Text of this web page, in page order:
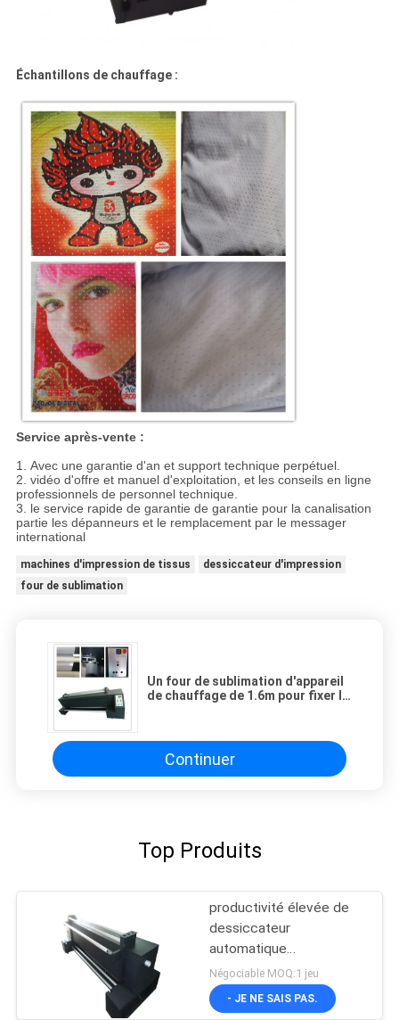
Échantillons de chauffage :
Service après-vente :
1. Avec une garantie d'an et support technique perpétuel.
2. vidéo d'offre et manuel d'exploitation, et les conseils en ligne
professionnels de personnel technique.
3. le service rapide de garantie de garantie pour la canalisation
partie les dépanneurs et le remplacement par le messager
international
machines d'impression de tissus
dessiccateur d'impression
four de sublimation
Un four de sublimation d'appareil
de chauffage de 1.6m pour fixer la
Continuer
Top Produits
productivité élevée de
dessiccateur
automatique
d'imprimante de 1.8m
avec l'électro chauffage
thermique
Négociable MOQ:1 jeu
- JE NE SAIS PAS.